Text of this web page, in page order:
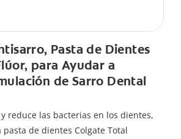
Pasta de Dientes
para Ayudar a
de Sarro Dental
reduce las bacterias en los dientes,
de dientes Colgate Total